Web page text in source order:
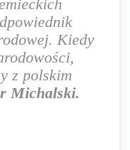
Kiedy
z polskim
Michalski.